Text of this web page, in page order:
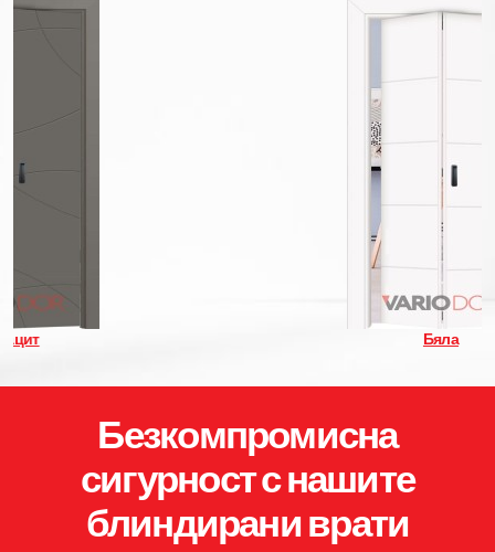
Безкомпромисна
сигурност с нашите
блиндирани врати